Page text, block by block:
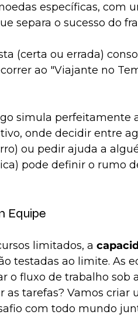
específicas, com
separa o sucesso do
(certa ou errada)
ao "Viajante no
simula perfeitamente
onde decidir entre
ou pedir ajuda a
pode definir o rumo
Equipe
limitados, a
testadas ao limite. As
o fluxo de trabalho sob
as tarefas? Vamos criar
com todo mundo